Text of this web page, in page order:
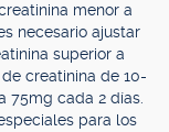
menor a
necesario ajustar
superior a
creatinina de 10-
75mg cada 2 días.
para los